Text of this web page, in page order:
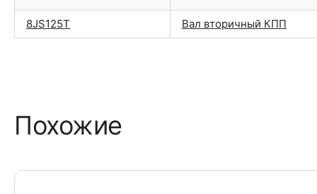
8JS125T Вал вторичный КПП
Похожие